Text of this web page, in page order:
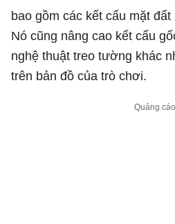
bao gồm các kết cấu mặt
Nó cũng nâng cao kết cấu
nghệ thuật treo tường khác
trên bản đồ của trò chơi.